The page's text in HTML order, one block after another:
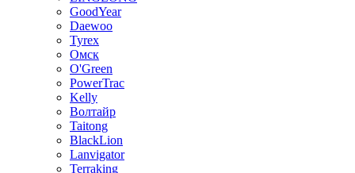
GoodYear
Daewoo
Tyrex
Омск
O'Green
PowerTrac
Kelly
Волтайр
Taitong
BlackLion
Lanvigator
Terraking